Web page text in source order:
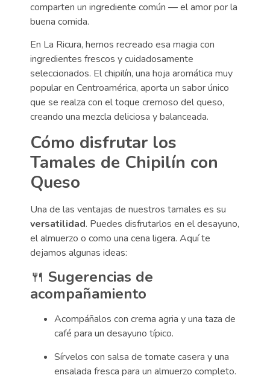
comparten un ingrediente común — el amor por la
buena comida.
En La Ricura, hemos recreado esa magia con
ingredientes frescos y cuidadosamente
seleccionados. El chipilín, una hoja aromática muy
popular en Centroamérica, aporta un sabor único
que se realza con el toque cremoso del queso,
creando una mezcla deliciosa y balanceada.
Cómo disfrutar los
Tamales de Chipilín con
Queso
Una de las ventajas de nuestros tamales es su
versatilidad. Puedes disfrutarlos en el desayuno,
el almuerzo o como una cena ligera. Aquí te
dejamos algunas ideas:
🍴 Sugerencias de
acompañamiento
Acompáñalos con crema agria y una taza de
café para un desayuno típico.
Sírvelos con salsa de tomate casera y una
ensalada fresca para un almuerzo completo.